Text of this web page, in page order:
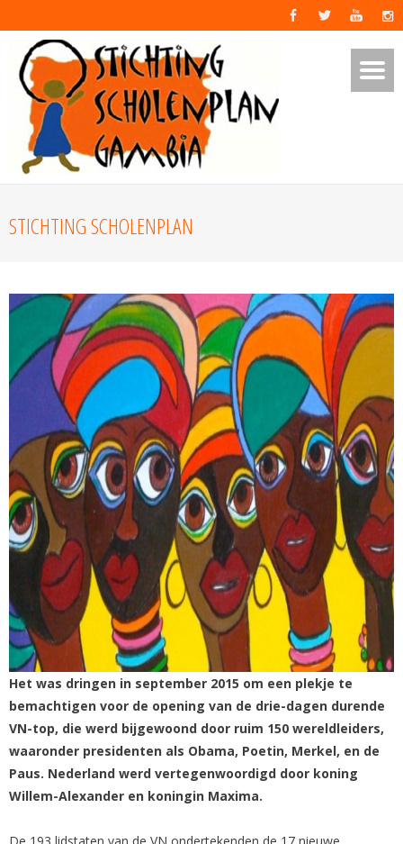
STICHTING SCHOLENPLAN
Het was dringen in september 2015 om een plekje te
bemachtigen voor de opening van de drie-dagen durende
VN-top, die werd bijgewoond door ruim 150 wereldleiders,
waaronder presidenten als Obama, Poetin, Merkel, en de
Paus. Nederland werd vertegenwoordigd door koning
Willem-Alexander en koningin Maxima.